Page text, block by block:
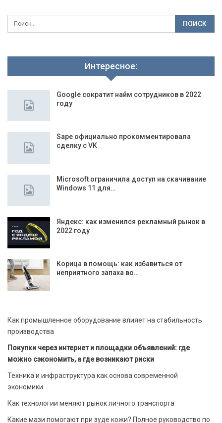
Интересное:
Google сократит найм сотрудников в 2022
году
Sape официально прокомментировала
сделку с VK
Microsoft ограничила доступ на скачивание
Windows 11 для…
Яндекс: как изменился рекламный рынок в
2022 году
Корица в помощь: как избавиться от
неприятного запаха во…
Как промышленное оборудование влияет на стабильность
производства
Покупки через интернет и площадки объявлений: где
можно сэкономить, а где возникают риски
Техника и инфраструктура как основа современной
экономики
Как технологии меняют рынок личного транспорта
Какие мази помогают при зуде кожи? Полное руководство по